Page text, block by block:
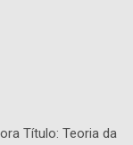
Título: Teoria da